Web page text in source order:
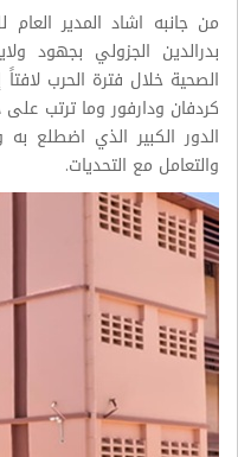
من جانبه اشاد المدير
بدرالدين الجزولي بجهود
الصحية خلال فترة الحرب
كردفان ودارفور وما ترتب
الدور الكبير الذي اضطلع به
والتعامل مع التحديات.